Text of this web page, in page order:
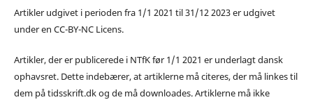
Artikler udgivet i perioden fra 1/1 2021 til 31/12 2023 er udgivet
under en CC-BY-NC Licens.
Artikler, der er publicerede i NTfK før 1/1 2021 er underlagt dansk
ophavsret. Dette indebærer, at artiklerne må citeres, der må linkes til
dem på tidsskrift.dk og de må downloades. Artiklerne må ikke